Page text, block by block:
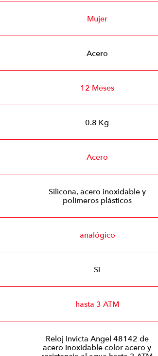
Mujer
Acero
12 Meses
0.8 Kg
Acero
Silicona, acero inoxidable y
polímeros plásticos
analógico
Si
hasta 3 ATM
Reloj Invicta Angel 48142 de
acero inoxidable color acero y